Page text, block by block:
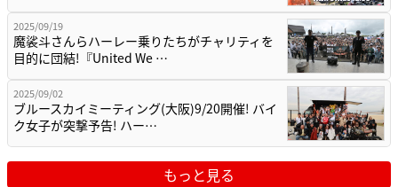
2025/09/19
魔裟斗さんらハーレー乗りたちがチャリティを
目的に団結!『United We …
2025/09/02
ブルースカイミーティング(大阪)9/20開催! バイ
ク女子が突撃予告! ハー…
もっと見る